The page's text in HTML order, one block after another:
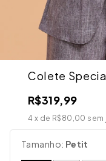
Colete
R$319,99
4 x de R$80,00 sem
Tamanho: Petit